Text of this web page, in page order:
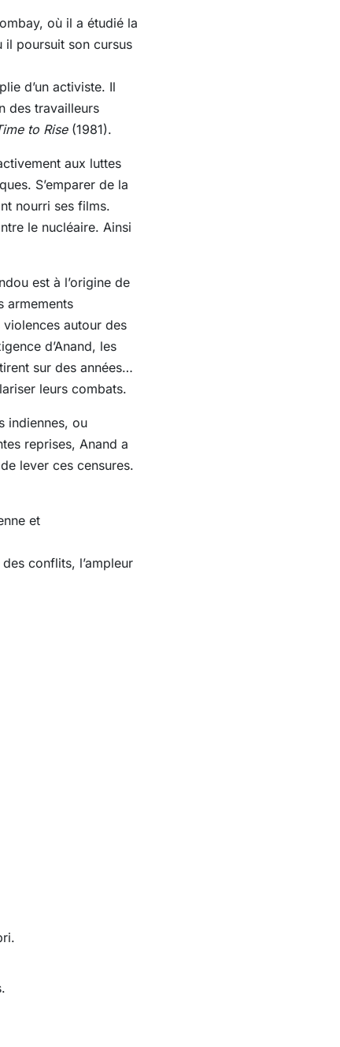
où il a étudié la
il poursuit son cursus
d’un activiste. Il
des travailleurs
to Rise(1981).
aux luttes
S’emparer de la
nourri ses films.
le nucléaire. Ainsi
est à l’origine de
armements
autour des
d’Anand, les
sur des années…
leurs combats.
indiennes, ou
reprises, Anand a
lever ces censures.
et
conflits, l’ampleur